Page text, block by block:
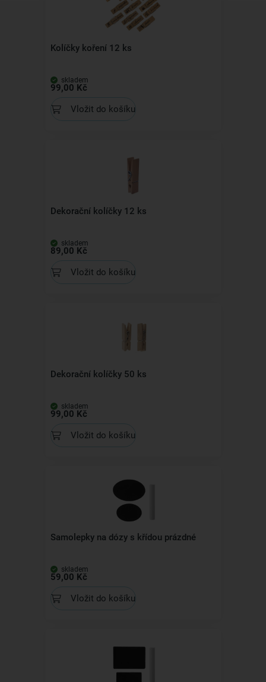
Kolíčky koření 12 ks
skladem
99,00 Kč
Vložit do košíku
Dekorační kolíčky 12 ks
skladem
89,00 Kč
Vložit do košíku
Dekorační kolíčky 50 ks
skladem
99,00 Kč
Vložit do košíku
Samolepky na dózy s křídou prázdné
skladem
59,00 Kč
Vložit do košíku